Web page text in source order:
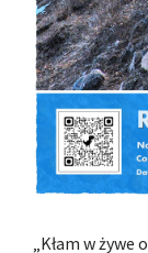
„Kłam w